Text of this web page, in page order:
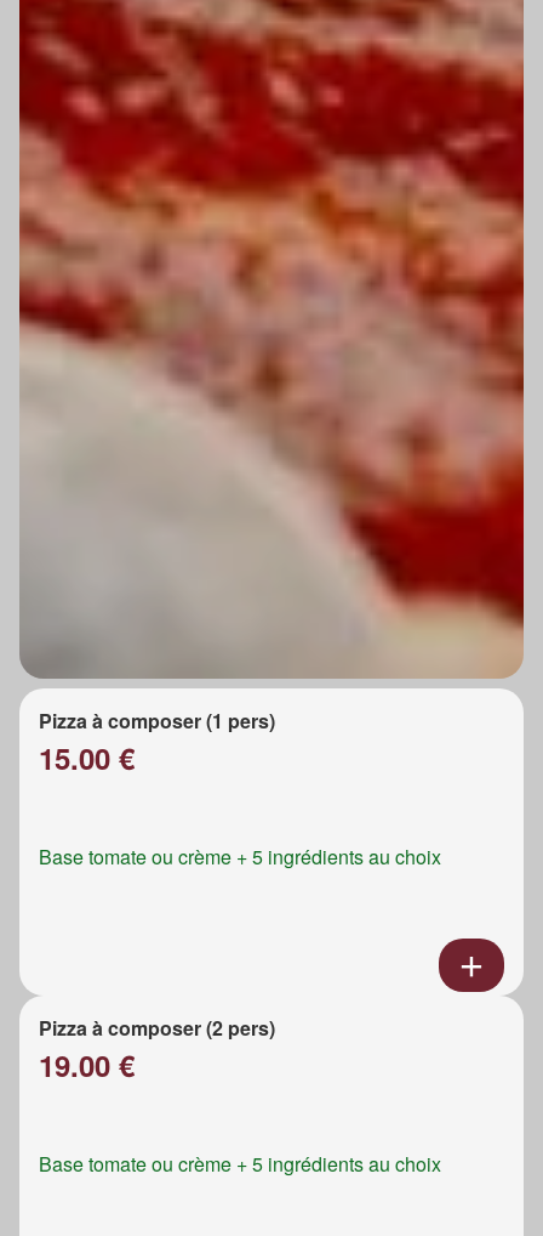
Pizza à composer (1 pers)
15.00 €
Base tomate ou crème + 5 ingrédients au choix
Pizza à composer (2 pers)
19.00 €
Base tomate ou crème + 5 ingrédients au choix